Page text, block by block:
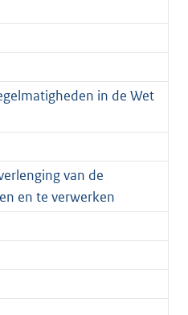
in de Wet
van de
en te verwerken